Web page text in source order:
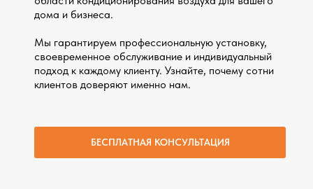
дома и бизнеса.
Мы гарантируем профессиональную установку,
своевременное обслуживание и индивидуальный
подход к каждому клиенту. Узнайте, почему сотни
клиентов доверяют именно нам.
БЕСПЛАТНАЯ КОНСУЛЬТАЦИЯ